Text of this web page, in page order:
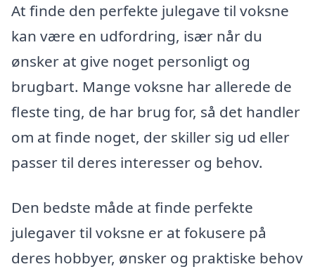
At finde den perfekte julegave til voksne
kan være en udfordring, især når du
ønsker at give noget personligt og
brugbart. Mange voksne har allerede de
fleste ting, de har brug for, så det handler
om at finde noget, der skiller sig ud eller
passer til deres interesser og behov.
Den bedste måde at finde perfekte
julegaver til voksne er at fokusere på
deres hobbyer, ønsker og praktiske behov